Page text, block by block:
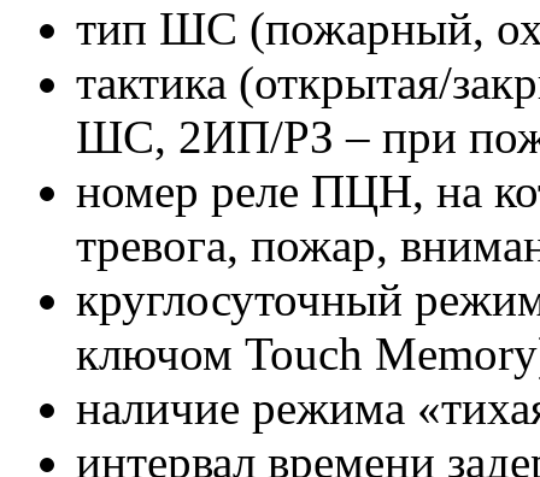
тип ШС (пожарный,
тактика (открытая/
ШС, 2ИП/РЗ – при
номер реле ПЦН, на
тревога, пожар,
круглосуточный
ключом Touch
наличие режима
интервал времени